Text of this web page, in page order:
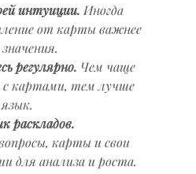
интуиции. Иногда
от карты важнее
регулярно. Чем чаще
с картами, тем лучше
раскладов.
карты и свои
для анализа и роста.